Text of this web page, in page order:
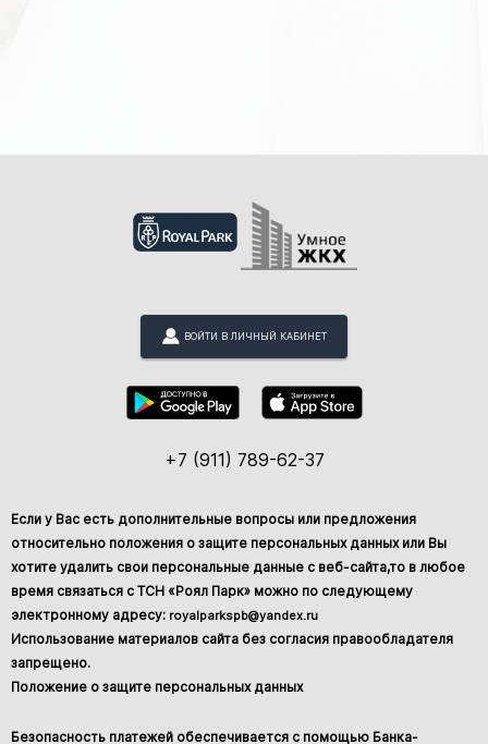
ВОЙТИ В ЛИЧНЫЙ КАБИНЕТ
+7 (911) 789-62-37
Если у Вас есть дополнительные вопросы или предложения
относительно положения о защите персональных данных или Вы
хотите удалить свои персональные данные с веб-сайта,то в любое
время связаться с ТСН «Роял Парк» можно по следующему
электронному адресу: royalparkspb@yandex.ru
Использование материалов сайта без согласия правообладателя
запрещено.
Положение о защите персональных данных
Безопасность платежей обеспечивается с помощью Банка-